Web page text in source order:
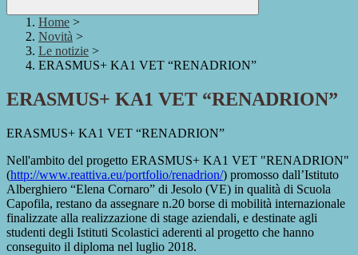
Home >
Novità >
Le notizie >
ERASMUS+ KA1 VET “RENADRION”
ERASMUS+ KA1 VET “RENADRION”
ERASMUS+ KA1 VET “RENADRION”
Nell'ambito del progetto ERASMUS+ KA1 VET "RENADRION"
(http://www.reattiva.eu/portfolio/renadrion/) promosso dall’Istituto
Alberghiero “Elena Cornaro” di Jesolo (VE) in qualità di Scuola
Capofila, restano da assegnare n.20 borse di mobilità internazionale
finalizzate alla realizzazione di stage aziendali, e destinate agli
studenti degli Istituti Scolastici aderenti al progetto che hanno
conseguito il diploma nel luglio 2018.